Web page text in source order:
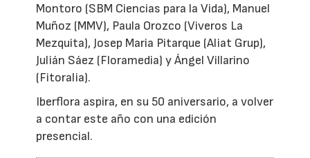
Montoro (SBM Ciencias para la Vida), Manuel
Muñoz (MMV), Paula Orozco (Viveros La
Mezquita), Josep Maria Pitarque (Aliat Grup),
Julián Sáez (Floramedia) y Ángel Villarino
(Fitoralia).
Iberflora aspira, en su 50 aniversario, a volver
a contar este año con una edición
presencial.